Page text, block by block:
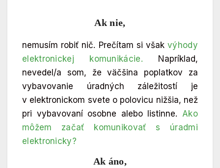
Ak nie,
nemusím robiť nič. Prečítam si všakvýhody
elektronickej komunikácie. Napríklad,
nevedel/a som, že väčšina poplatkov za
vybavovanie úradných záležitostí je
v elektronickom svete o polovicu nižšia, než
pri vybavovaní osobne alebo listinne. Ako
môžem začať komunikovať s úradmi
elektronicky?
Ak áno,